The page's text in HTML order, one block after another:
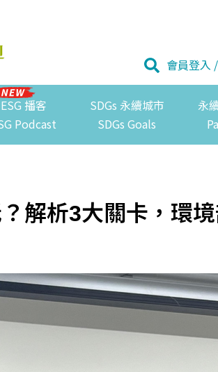
會員登入 /
ESG 播客
Podcast
SDGs 永續城市
SDGs Goals
永
解析3大關卡，環